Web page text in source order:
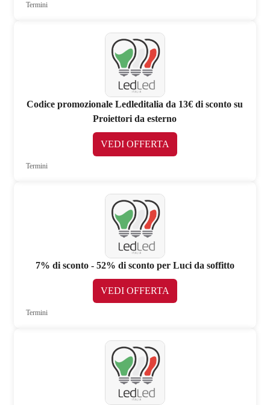
Termini
Codice promozionale Ledleditalia da 13€ di sconto su
Proiettori da esterno
VEDI OFFERTA
Termini
7% di sconto - 52% di sconto per Luci da soffitto
VEDI OFFERTA
Termini